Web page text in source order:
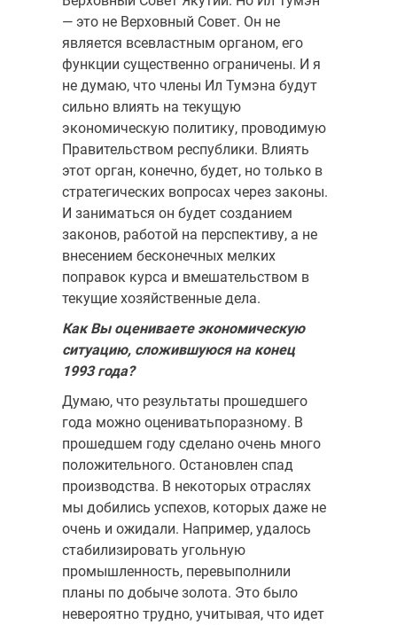
— это не Верховный Совет. Он не
является всевластным органом, его
функции существенно ограничены. И я
не думаю, что члены Ил Тумэна будут
сильно влиять на текущую
экономическую политику, проводимую
Правительством республики. Влиять
этот орган, конечно, будет, но только в
стратегических вопросах через законы.
И заниматься он будет созданием
законов, работой на перспективу, а не
внесением бесконечных мелких
поправок курса и вмешательством в
текущие хозяйственные дела.
Как Вы оцениваете экономическую
ситуацию, сложившуюся на конец
1993 года?
Думаю, что результаты прошедшего
года можно оцениватьпоразному. В
прошедшем году сделано очень много
положительного. Остановлен спад
производства. В некоторых отраслях
мы добились успехов, которых даже не
очень и ожидали. Например, удалось
стабилизировать угольную
промышленность, перевыполнили
планы по добыче золота. Это было
невероятно трудно, учитывая, что идет